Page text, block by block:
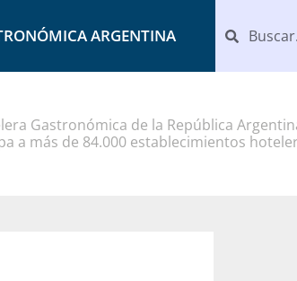
ARGENTINA
Gastronómica de la República
a más de 84.000 establecimientos